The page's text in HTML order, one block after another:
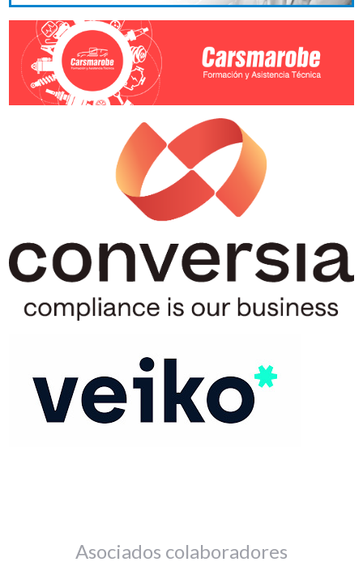
Asociados colaboradores